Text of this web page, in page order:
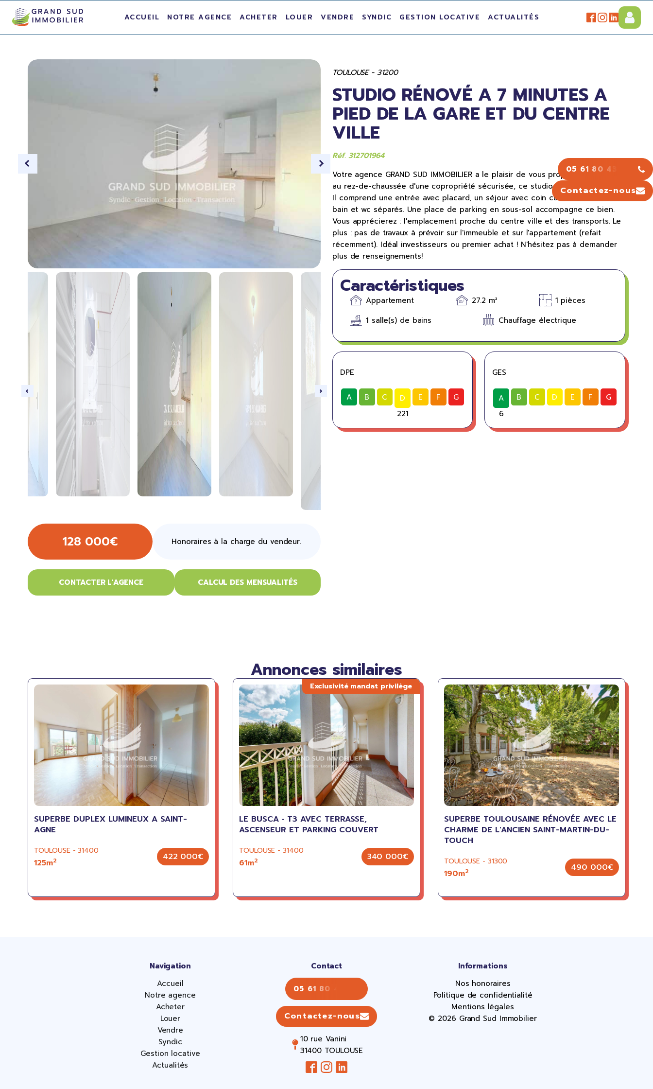
ACCUEIL NOTRE AGENCE ACHETER LOUER VENDRE SYNDIC GESTION LOCATIVE ACTUALITÉS
05 61 80 43 43
Contactez-nous
128 000€ Honoraires à la charge du vendeur.
CONTACTER L'AGENCE CALCUL DES MENSUALITÉS
TOULOUSE - 31200
STUDIO RÉNOVÉ A 7 MINUTES A
PIED DE LA GARE ET DU CENTRE
VILLE
Réf. 312701964
Votre agence GRAND SUD IMMOBILIER a le plaisir de vous proposer à la vente,
au rez-de-chaussée d'une copropriété sécurisée, ce studio de plus de 27 m².
Il comprend une entrée avec placard, un séjour avec coin cuisine, une salle de
bain et wc séparés. Une place de parking en sous-sol accompagne ce bien.
Vous apprécierez : l'emplacement proche du centre ville et des transports. Le
plus : pas de travaux à prévoir sur l'immeuble et sur l'appartement (refait
récemment). Idéal investisseurs ou premier achat ! N'hésitez pas à demander
plus de renseignements!
Caractéristiques
Appartement 27.2 m²
1 pièces
1 salle(s) de bains
Chauffage électrique
DPE
A B C
D
221
E F G
GES
A
6
B C D E F G
Annonces similaires
SUPERBE DUPLEX LUMINEUX A SAINT-
AGNE
TOULOUSE - 31400
125m2 422 000€
LE BUSCA • T3 AVEC TERRASSE,
ASCENSEUR ET PARKING COUVERT
TOULOUSE - 31400
61m2 340 000€
SUPERBE TOULOUSAINE RÉNOVÉE AVEC LE
CHARME DE L'ANCIEN SAINT-MARTIN-DU-
TOUCH
TOULOUSE - 31300
190m2 490 000€
Navigation
Accueil
Notre agence
Acheter
Louer
Vendre
Syndic
Gestion locative
Actualités
Contact
05 61 80 43 43
Contactez-nous
10 rue Vanini
31400 TOULOUSE
Informations
Nos honoraires
Politique de confidentialité
Mentions légales
© 2026 Grand Sud Immobilier